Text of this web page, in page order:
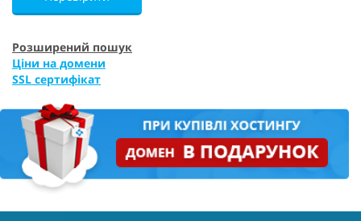
Розширений пошук
Ціни на домени
SSL сертифікат